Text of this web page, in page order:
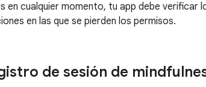
en cualquier momento, tu app debe verificar
en las que se pierden los permisos.
de sesión de